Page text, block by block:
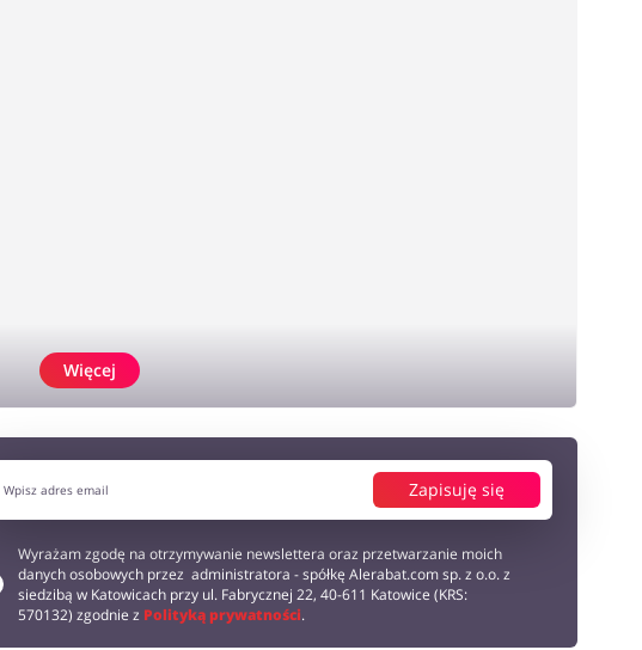
Więcej
Zapisuję się
Wyrażam zgodę na otrzymywanie newslettera oraz przetwarzanie moich
danych osobowych przez administratora - spółkę Alerabat.com sp. z o.o. z
siedzibą w Katowicach przy ul. Fabrycznej 22, 40-611 Katowice (KRS:
570132) zgodnie z Polityką prywatności.